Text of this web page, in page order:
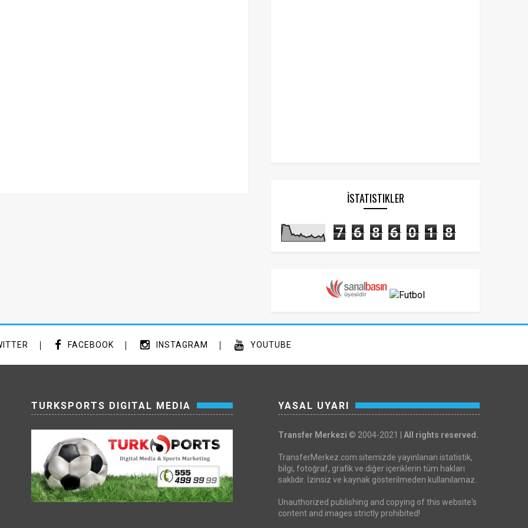
İSTATISTIKLER
7 6 8 6 0 1 8
FACEBOOK INSTAGRAM YOUTUBE
TURKSPORTS DIGITAL MEDIA YASAL UYARI
Transfer Merkezi © 2004-2021 | All rights reserved.
TransferMerkez.com sitemizde yayınlanan istatistik,
bilgi, fotoğraf, grafik ve diğer içeriklerin tüm hakları
saklıdır. İzinsiz ve kaynak gösterilmeden kullanılamaz.
Unauthorized publishing and copying of this website's
content and images strictly prohibited!